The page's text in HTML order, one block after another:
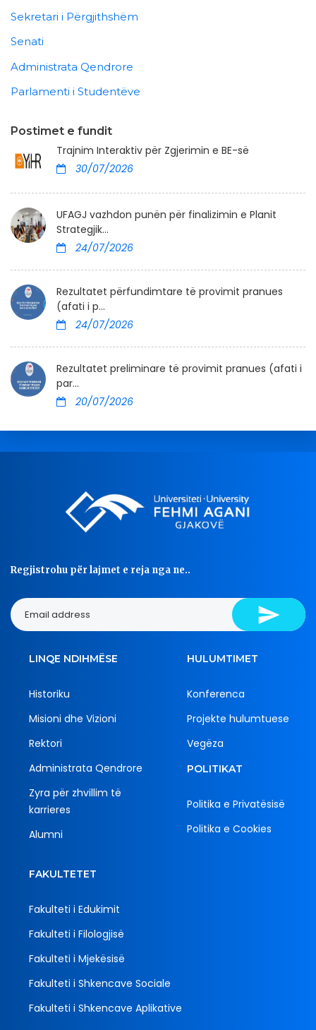
Sekretari i Përgjithshëm
Senati
Administrata Qendrore
Parlamenti i Studentëve
Postimet e fundit
Trajnim Interaktiv për Zgjerimin e BE-së
30/07/2026
UFAGJ vazhdon punën për finalizimin e Planit
Strategjik...
24/07/2026
Rezultatet përfundimtare të provimit pranues
(afati i p...
24/07/2026
Rezultatet preliminare të provimit pranues (afati i
par...
20/07/2026
Regjistrohu për lajmet e reja nga ne..
LINQE NDIHMËSE
Historiku
Misioni dhe Vizioni
Rektori
Administrata Qendrore
Zyra për zhvillim të
karrieres
Alumni
HULUMTIMET
Konferenca
Projekte hulumtuese
Vegëza
POLITIKAT
Politika e Privatësisë
Politika e Cookies
FAKULTETET
Fakulteti i Edukimit
Fakulteti i Filologjisë
Fakulteti i Mjekësisë
Fakulteti i Shkencave Sociale
Fakulteti i Shkencave Aplikative